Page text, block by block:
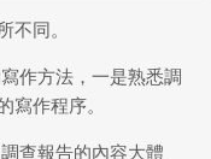
不同。
作方法，一是熟悉調
寫作程序。
查報告的內容大體